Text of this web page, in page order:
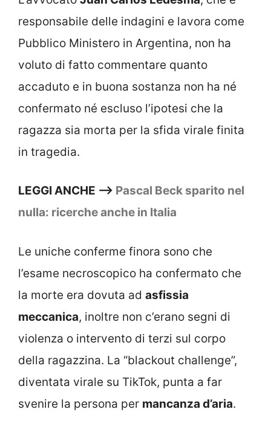
responsabile delle indagini e lavora come
Pubblico Ministero in Argentina, non ha
voluto di fatto commentare quanto
accaduto e in buona sostanza non ha né
confermato né escluso l’ipotesi che la
ragazza sia morta per la sfida virale finita
in tragedia.
LEGGI ANCHE –> Pascal Beck sparito nel
nulla: ricerche anche in Italia
Le uniche conferme finora sono che
l’esame necroscopico ha confermato che
la morte era dovuta ad asfissia
meccanica, inoltre non c’erano segni di
violenza o intervento di terzi sul corpo
della ragazzina. La “blackout challenge”,
diventata virale su TikTok, punta a far
svenire la persona per mancanza d’aria.